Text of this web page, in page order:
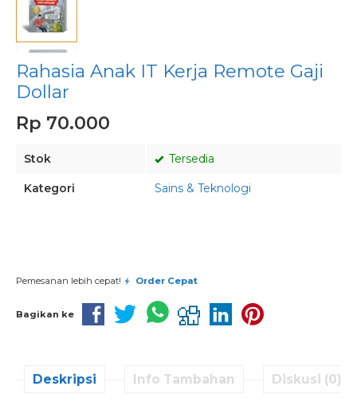
Rahasia Anak IT Kerja Remote Gaji
Dollar
Rp 70.000
Stok Tersedia
Kategori Sains & Teknologi
Pemesanan lebih cepat! Order Cepat
Bagikan ke
Deskripsi Info Tambahan Diskusi (0)